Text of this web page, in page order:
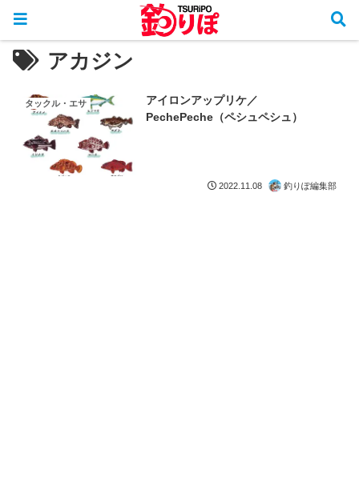
アカジン
タックル・エサ
アイロンアップリケ／
PechePeche（ペシュペシュ）
2022.11.08 釣りぽ編集部